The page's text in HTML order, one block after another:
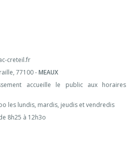
creteil.fr
77100 -MEAUX
accueille le public aux horaires
les lundis, mardis, jeudis et vendredis
8h25 à 12h3o